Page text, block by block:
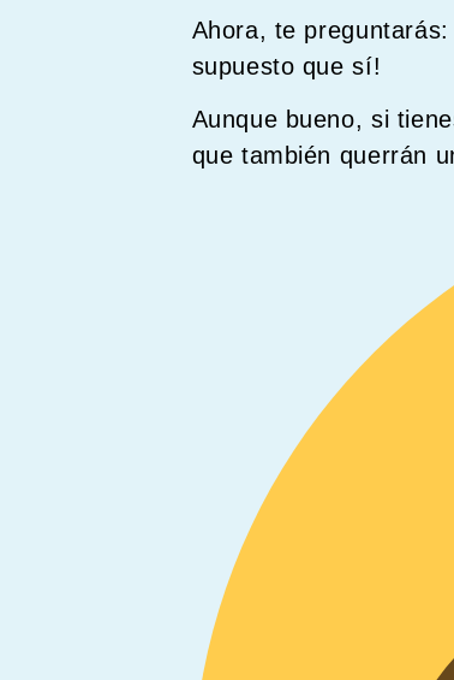
Ahora, te
supuesto que sí!
Aunque bueno, si
que también querrán